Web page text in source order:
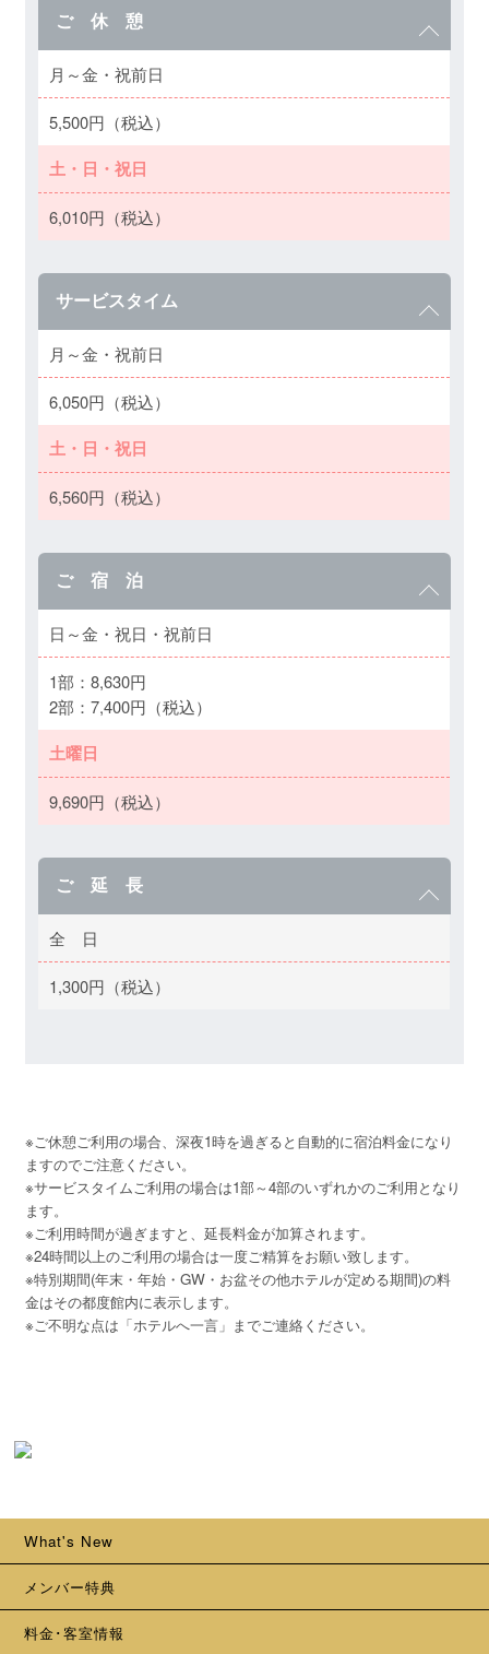
ご 休 憩
月～金・祝前日
5,500円（税込）
土・日・祝日
6,010円（税込）
サービスタイム
月～金・祝前日
6,050円（税込）
土・日・祝日
6,560円（税込）
ご 宿 泊
日～金・祝日・祝前日
1部：8,630円
2部：7,400円（税込）
土曜日
9,690円（税込）
ご 延 長
全 日
1,300円（税込）
※ご休憩ご利用の場合、深夜1時を過ぎると自動的に宿泊料金になり
ますのでご注意ください。
※サービスタイムご利用の場合は1部～4部のいずれかのご利用となり
ます。
※ご利用時間が過ぎますと、延長料金が加算されます。
※24時間以上のご利用の場合は一度ご精算をお願い致します。
※特別期間(年末・年始・GW・お盆その他ホテルが定める期間)の料
金はその都度館内に表示します。
※ご不明な点は「ホテルへ一言」までご連絡ください。
What's New
メンバー特典
料金･客室情報